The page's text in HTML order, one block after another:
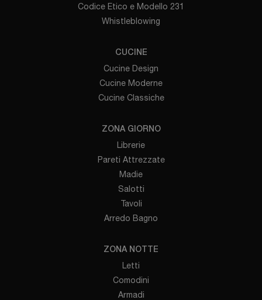
Codice Etico e Modello 231
Whistleblowing
CUCINE
Cucine Design
Cucine Moderne
Cucine Classiche
ZONA GIORNO
Librerie
Pareti Attrezzate
Madie
Salotti
Tavoli
Arredo Bagno
ZONA NOTTE
Letti
Comodini
Armadi